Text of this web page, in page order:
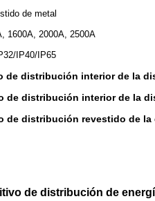
de metal
1600A, 2000A, 2500A
IP40/IP65
de distribución interior de la
de distribución interior de la
de distribución revestido de
de distribución de